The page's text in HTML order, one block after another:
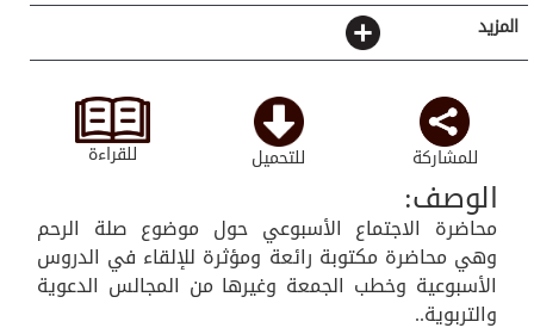
المزيد
للقراءة للتحميل للمشاركة
الوصف:
محاضرة الاجتماع الأسبوعي حول موضوع صلة الرحم
وهي محاضرة مكتوبة رائعة ومؤثرة للإلقاء في الدروس
الأسبوعية وخطب الجمعة وغيرها من المجالس الدعوية
والتربوية..